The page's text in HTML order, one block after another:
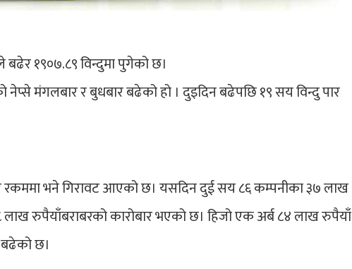
१९०७.८९ विन्दुमा पुगेको छ।
नेप्से मंगलबार र बुधबार बढेको हो । दुइदिन बढेपछि १९ सय विन्दु पार
भने गिरावट आएको छ। यसदिन दुई सय ८६ कम्पनीका ३७ लाख
रुपैयाँबराबरको कारोबार भएको छ। हिजो एक अर्ब ८४ लाख रुपैयाँ
छ।